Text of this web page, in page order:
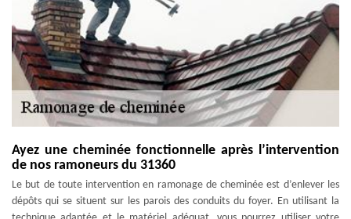
Ayez une cheminée fonctionnelle après l’intervention
de nos ramoneurs du 31360
Le but de toute intervention en ramonage de cheminée est d’enlever les
dépôts qui se situent sur les parois des conduits du foyer. En utilisant la